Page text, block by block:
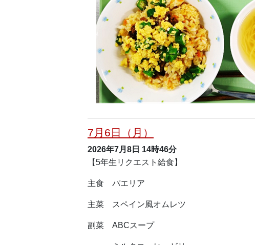
7月6日（月）
2026年7月8日 14時46分
【5年生リクエスト給食】
主食 パエリア
主菜 スペイン風オムレツ
副菜 ABCスープ